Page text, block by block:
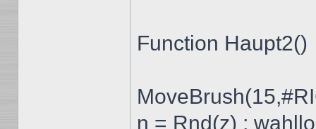
Function Haupt2()
n = Rnd(z) ;